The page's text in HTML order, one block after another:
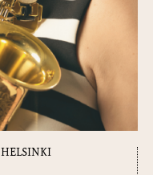
HELSINKI